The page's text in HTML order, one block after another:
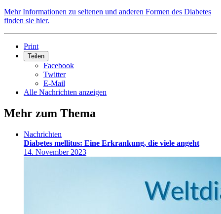
Mehr Informationen zu seltenen und anderen Formen des Diabetes
finden sie hier.
Print
Teilen
Facebook
Twitter
E-Mail
Alle Nachrichten anzeigen
Mehr zum Thema
Nachrichten
Diabetes mellitus: Eine Erkrankung, die viele angeht
14. November 2023